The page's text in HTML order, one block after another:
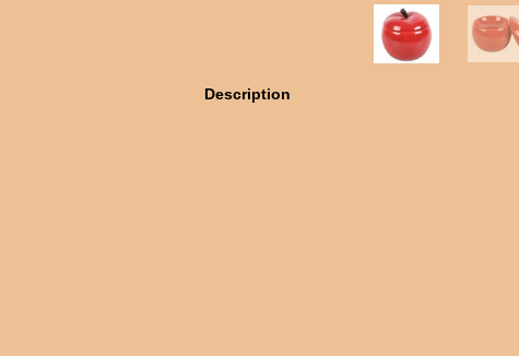
Description